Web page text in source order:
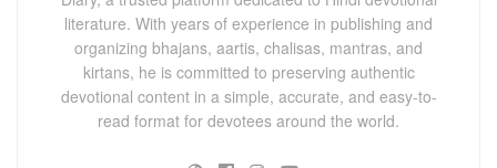
literature. With years of experience in publishing and
organizing bhajans, aartis, chalisas, mantras, and
kirtans, he is committed to preserving authentic
devotional content in a simple, accurate, and easy-to-
read format for devotees around the world.